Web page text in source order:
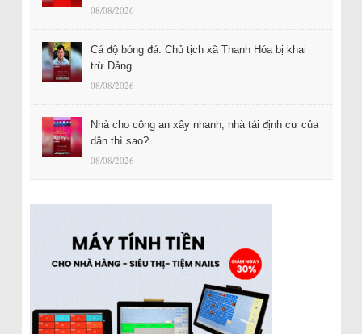
08/08/2026
Cá độ bóng đá: Chủ tịch xã Thanh Hóa bị khai
trừ Đảng
08/08/2026
Nhà cho công an xây nhanh, nhà tái định cư của
dân thì sao?
08/08/2026